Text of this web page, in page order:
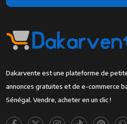
Dakarvente est une plateforme de
annonces gratuites et de e-commerce
Sénégal. Vendre, acheter en un clic !